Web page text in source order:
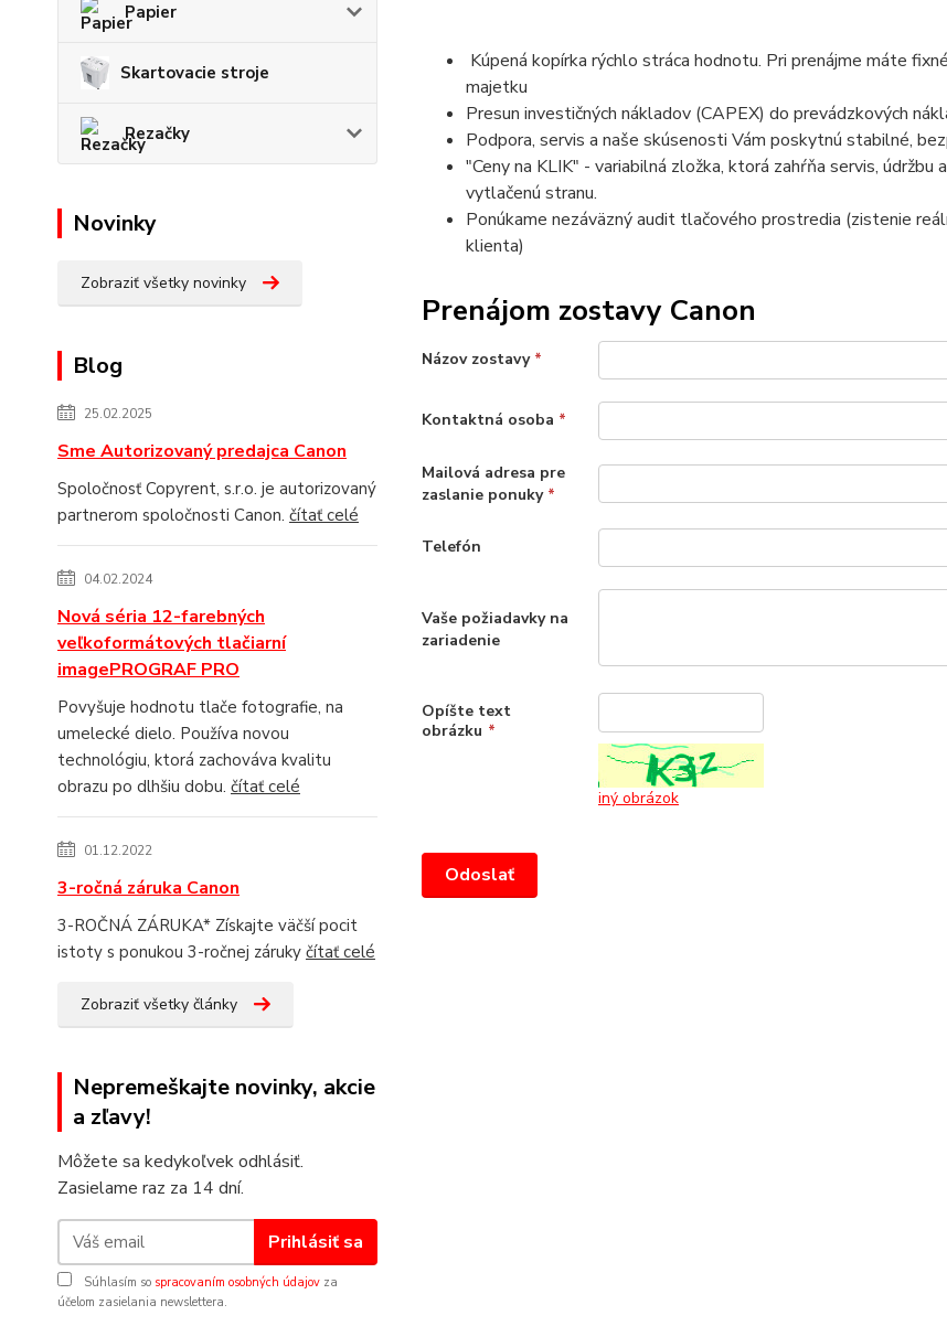
Papier
Skartovacie stroje
Rezačky
Novinky
Zobraziť všetky novinky
Blog
25.02.2025
Sme Autorizovaný predajca Canon
Spoločnosť Copyrent, s.r.o. je autorizovaný
partnerom spoločnosti Canon. čítať celé
04.02.2024
Nová séria 12-farebných
veľkoformátových tlačiarní
imagePROGRAF PRO
Povyšuje hodnotu tlače fotografie, na
umelecké dielo. Používa novou
technológiu, ktorá zachováva kvalitu
obrazu po dlhšiu dobu. čítať celé
01.12.2022
3-ročná záruka Canon
3-ROČNÁ ZÁRUKA* Získajte väčší pocit
istoty s ponukou 3-ročnej záruky čítať celé
Zobraziť všetky články
Nepremeškajte novinky, akcie
a zľavy!
Môžete sa kedykoľvek odhlásiť.
Zasielame raz za 14 dní.
Prihlásiť sa
Súhlasím so spracovaním osobných údajov za
účelom zasielania newslettera.
Kúpená kopírka rýchlo stráca hodnotu. Pri prenájme máte
majetku
Presun investičných nákladov (CAPEX) do prevádzkových
Podpora, servis a naše skúsenosti Vám poskytnú stabilné,
"Ceny na KLIK" - variabilná zložka, ktorá zahŕňa servis,
vytlačenú stranu.
Ponúkame nezáväzný audit tlačového prostredia (zistenie
klienta)
Prenájom zostavy Canon
Názov zostavy *
Kontaktná osoba *
Mailová adresa pre
zaslanie ponuky *
Telefón
Vaše požiadavky na
zariadenie
Opíšte text
obrázku *
iný obrázok